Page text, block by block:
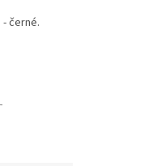
černé.